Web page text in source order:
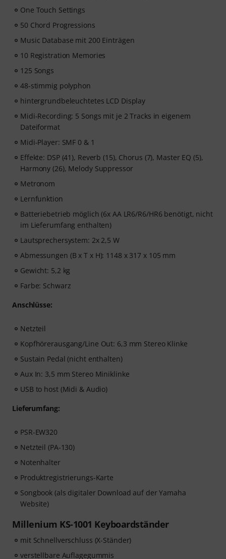
One Touch Settings
50 Chord Progressions
Music Database mit 200 Einträgen
10 Registration Memories
125 Songs
48-stimmig polyphon
hintergrundbeleuchtetes LCD Display
Midi-Recording: 5 Songs mit je 2 Tracks in eigenem
Dateiformat
Midi-Player: SMF 0 & 1
Effekte: DSP (41), Reverb (15), Chorus (7), Master EQ (5),
Harmony (26), Melody Suppressor
Metronom
Lernfunktion
Batteriebetrieb möglich (6x AA LR6/R6/HR6 benötigt, nicht
im Lieferumfang enthalten)
Lautsprechersystem: 2x 2,5 W
Abmessungen (B x T x H): 1148 x 317 x 105 mm
Gewicht: 5,2 kg
Farbe: Schwarz
Anschlüsse:
Netzteil
Kopfhörerausgang/Line Out: 6,3 mm Stereo Klinke
Sustain Pedal (nicht enthalten)
Aux In: 3,5 mm Stereo Miniklinke
USB to host (Midi & Audio)
Lieferumfang:
PSR-EW320
Netzteil (PA-130)
Notenhalter
Produktregistrierungs-Karte
Songbook (als digitaler Download auf der Yamaha
Website)
Millenium KS-1001 Keyboardständer
mit Schnellverschluss (X-Ständer)
verstellbare Auflagegummis